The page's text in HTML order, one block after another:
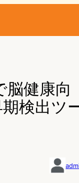
健康向
検出ツ